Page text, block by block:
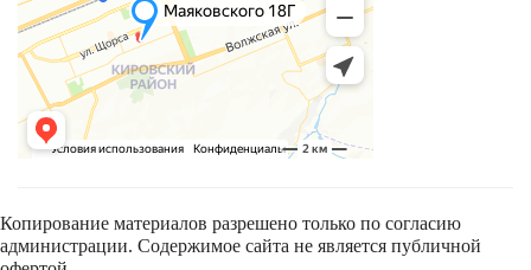
Копирование материалов разрешено только по согласию
администрации. Содержимое сайта не является публичной